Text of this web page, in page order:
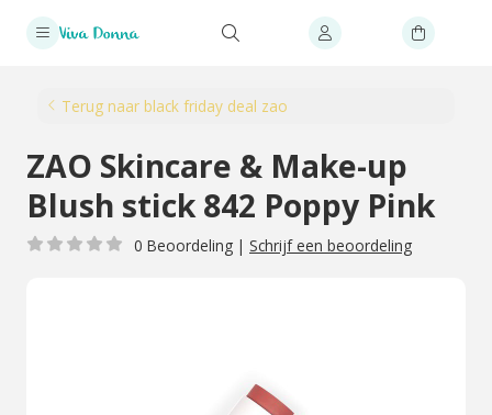
Terug naar black friday deal zao
ZAO Skincare & Make-up
Blush stick 842 Poppy Pink
0 Beoordeling | Schrijf een beoordeling